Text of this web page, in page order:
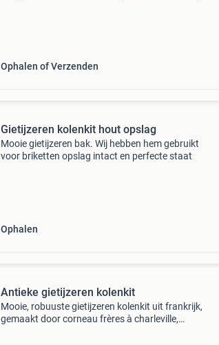
Ophalen of Verzenden
Gietijzeren kolenkit hout opslag
Mooie gietijzeren bak. Wij hebben hem gebruikt
voor briketten opslag intact en perfecte staat
Ophalen
Antieke gietijzeren kolenkit
Mooie, robuuste gietijzeren kolenkit uit frankrijk,
gemaakt door corneau frères à charleville,